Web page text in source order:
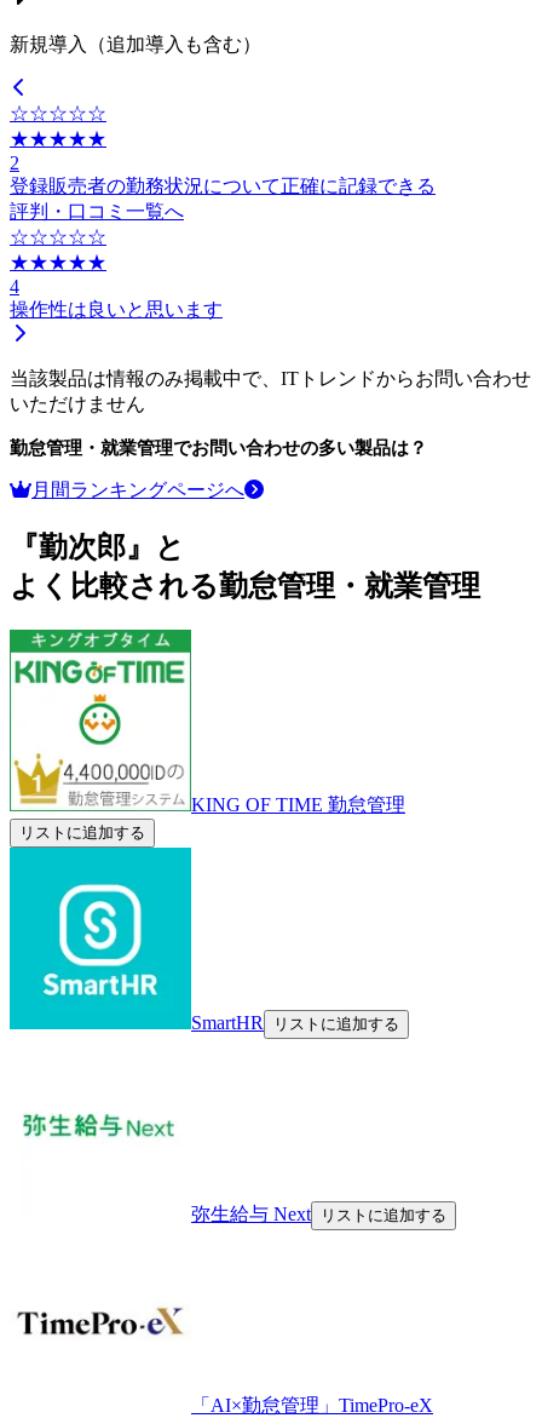
新規導入（追加導入も含む）
☆☆☆☆☆
★★★★★
2
登録販売者の勤務状況について正確に記録できる
評判・口コミ一覧へ
☆☆☆☆☆
★★★★★
4
操作性は良いと思います
当該製品は情報のみ掲載中で、ITトレンドからお問い合わせ
いただけません
勤怠管理・就業管理でお問い合わせの多い製品は？
月間ランキングページへ
『勤次郎』と
よく比較される勤怠管理・就業管理
KING OF TIME 勤怠管理
リストに追加する
SmartHR リストに追加する
弥生給与 Next リストに追加する
「AI×勤怠管理」TimePro-eX